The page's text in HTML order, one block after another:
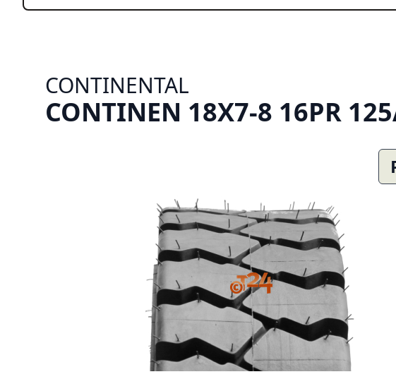
CONTINENTAL
CONTINEN 18X7-8 16PR